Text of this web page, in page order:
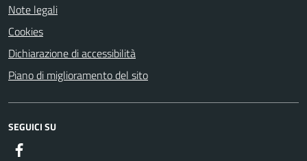
Note legali
Cookies
Dichiarazione di accessibilità
Piano di miglioramento del sito
SEGUICI SU